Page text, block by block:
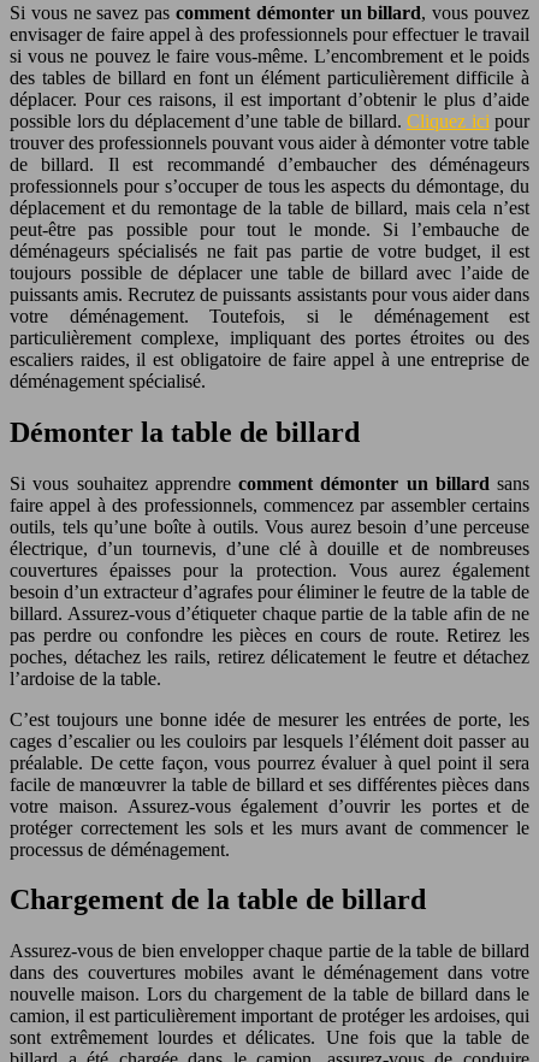
Si vous ne savez pas comment démonter un billard, vous pouvez
envisager de faire appel à des professionnels pour effectuer le travail
si vous ne pouvez le faire vous-même. L’encombrement et le poids
des tables de billard en font un élément particulièrement difficile à
déplacer. Pour ces raisons, il est important d’obtenir le plus d’aide
possible lors du déplacement d’une table de billard. Cliquez ici pour
trouver des professionnels pouvant vous aider à démonter votre table
de billard. Il est recommandé d’embaucher des déménageurs
professionnels pour s’occuper de tous les aspects du démontage, du
déplacement et du remontage de la table de billard, mais cela n’est
peut-être pas possible pour tout le monde. Si l’embauche de
déménageurs spécialisés ne fait pas partie de votre budget, il est
toujours possible de déplacer une table de billard avec l’aide de
puissants amis. Recrutez de puissants assistants pour vous aider dans
votre déménagement. Toutefois, si le déménagement est
particulièrement complexe, impliquant des portes étroites ou des
escaliers raides, il est obligatoire de faire appel à une entreprise de
déménagement spécialisé.
Démonter la table de billard
Si vous souhaitez apprendre comment démonter un billard sans
faire appel à des professionnels, commencez par assembler certains
outils, tels qu’une boîte à outils. Vous aurez besoin d’une perceuse
électrique, d’un tournevis, d’une clé à douille et de nombreuses
couvertures épaisses pour la protection. Vous aurez également
besoin d’un extracteur d’agrafes pour éliminer le feutre de la table de
billard. Assurez-vous d’étiqueter chaque partie de la table afin de ne
pas perdre ou confondre les pièces en cours de route. Retirez les
poches, détachez les rails, retirez délicatement le feutre et détachez
l’ardoise de la table.
C’est toujours une bonne idée de mesurer les entrées de porte, les
cages d’escalier ou les couloirs par lesquels l’élément doit passer au
préalable. De cette façon, vous pourrez évaluer à quel point il sera
facile de manœuvrer la table de billard et ses différentes pièces dans
votre maison. Assurez-vous également d’ouvrir les portes et de
protéger correctement les sols et les murs avant de commencer le
processus de déménagement.
Chargement de la table de billard
Assurez-vous de bien envelopper chaque partie de la table de billard
dans des couvertures mobiles avant le déménagement dans votre
nouvelle maison. Lors du chargement de la table de billard dans le
camion, il est particulièrement important de protéger les ardoises, qui
sont extrêmement lourdes et délicates. Une fois que la table de